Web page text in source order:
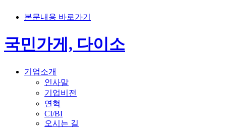
본문내용 바로가기
국민가게, 다이소
기업소개
인사말
기업비전
연혁
CI/BI
오시는 길